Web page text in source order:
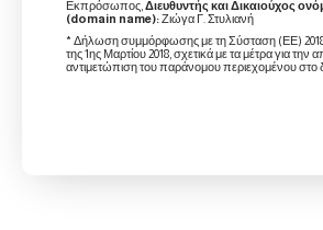
Εκπρόσωπος,Διευθυντής και Δικαιούχος
(domain name):Ζιώγα Γ. Στυλιανή
* Δήλωση συμμόρφωσης με τη Σύσταση (ΕΕ)
της 1ης Μαρτίου 2018, σχετικά με τα μέτρα για την
αντιμετώπιση του παράνομου περιεχομένου στο